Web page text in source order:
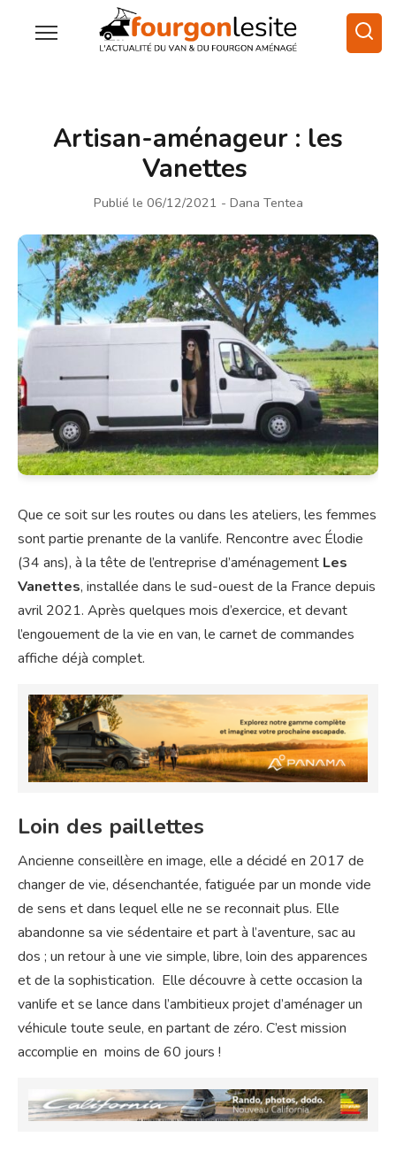
Artisan-aménageur : les
Vanettes
Publié le 06/12/2021 - Dana Tentea
Que ce soit sur les routes ou dans les ateliers, les femmes
sont partie prenante de la vanlife. Rencontre avec Élodie
(34 ans), à la tête de l’entreprise d’aménagement Les
Vanettes, installée dans le sud-ouest de la France depuis
avril 2021. Après quelques mois d’exercice, et devant
l’engouement de la vie en van, le carnet de commandes
affiche déjà complet.
Loin des paillettes
Ancienne conseillère en image, elle a décidé en 2017 de
changer de vie, désenchantée, fatiguée par un monde vide
de sens et dans lequel elle ne se reconnait plus. Elle
abandonne sa vie sédentaire et part à l’aventure, sac au
dos ; un retour à une vie simple, libre, loin des apparences
et de la sophistication. Elle découvre à cette occasion la
vanlife et se lance dans l’ambitieux projet d’aménager un
véhicule toute seule, en partant de zéro. C’est mission
accomplie en moins de 60 jours !